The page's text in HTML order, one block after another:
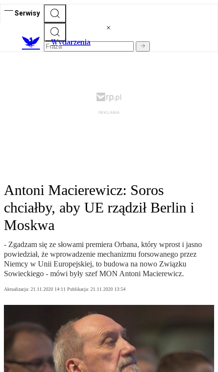
Serwisy
Wydarzenia
Antoni Macierewicz: Soros
chciałby, aby UE rządził Berlin i
Moskwa
- Zgadzam się ze słowami premiera Orbana, który wprost i jasno
powiedział, że wprowadzenie mechanizmu forsowanego przez
Niemcy w Unii Europejskiej, to budowa na nowo Związku
Sowieckiego - mówi były szef MON Antoni Macierewicz.
Aktualizacja: 21.11.2020 14:11 Publikacja: 21.11.2020 13:54